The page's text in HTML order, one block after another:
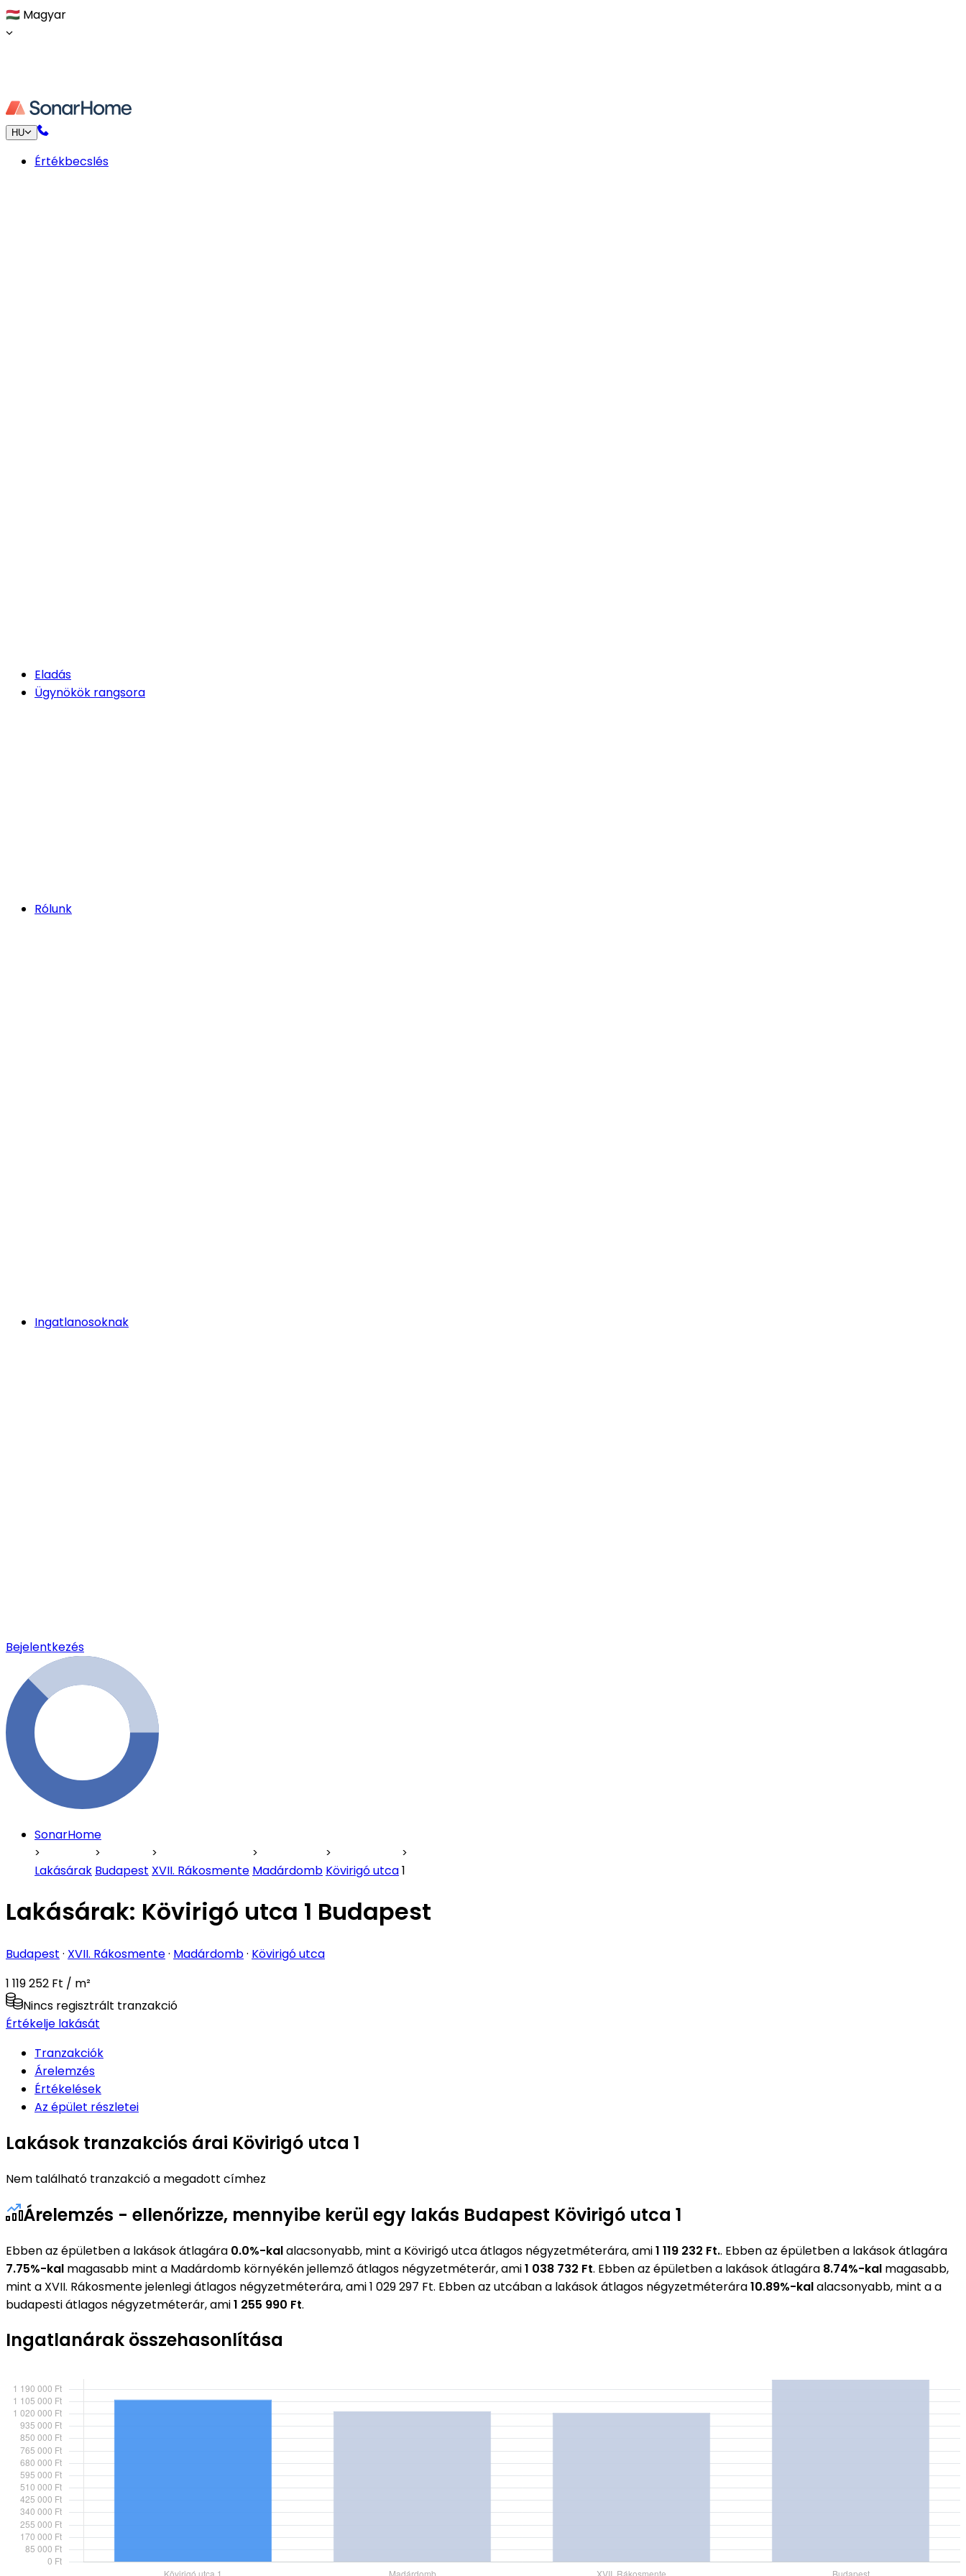
🇭🇺 Magyar
HU
Értékbecslés
Eladás
Ügynökök rangsora
Rólunk
Ingatlanosoknak
Bejelentkezés
SonarHome
Lakásárak Budapest XVII. Rákosmente Madárdomb Kövirigó utca1
Lakásárak: Kövirigó utca 1 Budapest
Budapest · XVII. Rákosmente· Madárdomb· Kövirigó utca
1 119 252 Ft / m²
Nincs regisztrált tranzakció
Értékelje lakását
Tranzakciók
Árelemzés
Értékelések
Az épület részletei
Lakások tranzakciós árai Kövirigó utca 1
Nem található tranzakció a megadott címhez
Árelemzés - ellenőrizze, mennyibe kerül egy lakás Budapest Kövirigó utca 1
Ebben az épületben a lakások átlagára 0.0%-kalalacsonyabb, mint a Kövirigó utca átlagos négyzetméterára, ami1 119 232 Ft.. Ebben az épületben a lakások átlagára
7.75%-kal magasabb mint a Madárdomb környékén jellemző átlagos négyzetméterár, ami1 038 732 Ft. Ebben az épületben a lakások átlagára 8.74%-kal magasabb,
mint a XVII. Rákosmente jelenlegi átlagos négyzetméterára, ami 1 029 297 Ft. Ebben az utcában a lakások átlagos négyzetméterára10.89%-kalalacsonyabb, mint a a
budapesti átlagos négyzetméterár, ami1 255 990 Ft.
Ingatlanárak összehasonlítása